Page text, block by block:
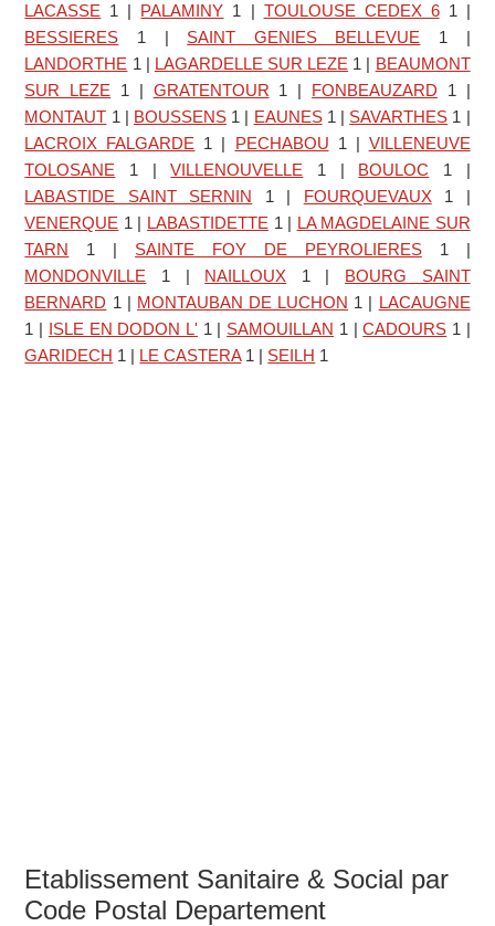
LACASSE 1 | PALAMINY 1 | TOULOUSE CEDEX 61 |
BESSIERES 1 | SAINT GENIES BELLEVUE 1 |
LANDORTHE 1 | LAGARDELLE SUR LEZE 1 | BEAUMONT
SUR LEZE 1 | GRATENTOUR 1 | FONBEAUZARD 1 |
MONTAUT 1 | BOUSSENS 1 | EAUNES1 | SAVARTHES 1 |
LACROIX FALGARDE 1 | PECHABOU 1 | VILLENEUVE
TOLOSANE 1 |VILLENOUVELLE 1 | BOULOC 1 |
LABASTIDE SAINT SERNIN 1 | FOURQUEVAUX1 |
VENERQUE 1 | LABASTIDETTE 1 | LA MAGDELAINE SUR
TARN 1 | SAINTE FOY DE PEYROLIERES1 |
MONDONVILLE 1 | NAILLOUX 1 | BOURG SAINT
BERNARD 1 | MONTAUBAN DE LUCHON 1 | LACAUGNE
1 | ISLE EN DODON L' 1 | SAMOUILLAN 1 |CADOURS 1 |
GARIDECH 1 | LE CASTERA1 | SEILH 1
Etablissement Sanitaire & Social par
Code Postal Departement